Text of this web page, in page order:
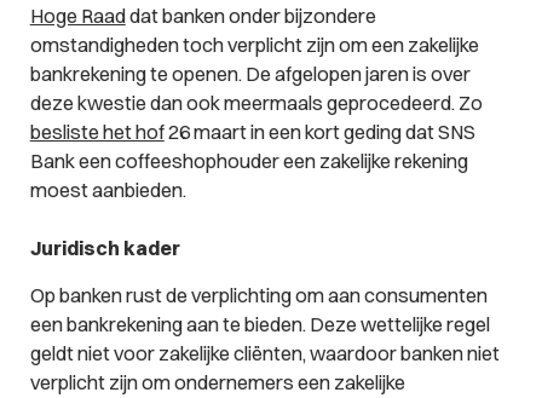
Hoge Raaddat banken onder bijzondere
omstandigheden toch verplicht zijn om een zakelijke
bankrekening te openen. De afgelopen jaren is over
deze kwestie dan ook meermaals geprocedeerd. Zo
besliste het hof26 maart in een kort geding dat SNS
Bank een coffeeshophouder een zakelijke rekening
moest aanbieden.
Juridisch kader
Op banken rust de verplichting om aan consumenten
een bankrekening aan te bieden. Deze wettelijke regel
geldt niet voor zakelijke cliënten, waardoor banken niet
verplicht zijn om ondernemers een zakelijke